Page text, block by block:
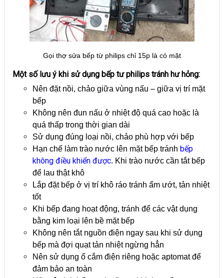
Gọi thợ sửa bếp từ philips chỉ 15p là có mặt
Một số lưu ý khi sử dụng bếp tư philips tránh hư hỏng:
Nên đặt nồi, chảo giữa vùng nấu – giữa vị trí mặt
bếp
Không nên đun nấu ở nhiệt độ quá cao hoặc là
quá thấp trong thời gian dài
Sử dụng đúng loại nồi, chảo phù hợp với bếp
Hạn chế làm trào nước lên mặt bếp tránh bếp
không điều khiển được. Khi trào nước cần tắt bếp
để lau thật khô
Lắp đặt bếp ở vị trí khô ráo tránh ẩm ướt, tản nhiệt
tốt
Khi bếp đang hoạt động, tránh để các vật dụng
bằng kim loại lên bề mặt bếp
Không nên tắt nguồn điện ngay sau khi sử dụng
bếp mà đợi quạt tản nhiệt ngừng hẳn
Nên sử dụng ổ cắm điện riêng hoặc aptomat để
đảm bảo an toàn